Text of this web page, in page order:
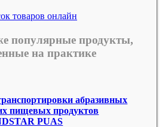
товаров онлайн
популярные продукты,
на практике
абразивных
пищевых продуктов
PUAS